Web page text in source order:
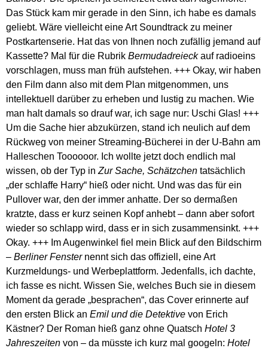
Das Stück kam mir gerade in den Sinn, ich habe es damals
geliebt. Wäre vielleicht eine Art Soundtrack zu meiner
Postkartenserie. Hat das von Ihnen noch zufällig jemand auf
Kassette? Mal für die Rubrik Bermudadreieckauf radioeins
vorschlagen, muss man früh aufstehen. +++ Okay, wir haben
den Film dann also mit dem Plan mitgenommen, uns
intellektuell darüber zu erheben und lustig zu machen. Wie
man halt damals so drauf war, ich sage nur: Uschi Glas! +++
Um die Sache hier abzukürzen, stand ich neulich auf dem
Rückweg von meiner Streaming-Bücherei in der U-Bahn am
Halleschen Toooooor. Ich wollte jetzt doch endlich mal
wissen, ob der Typ in Zur Sache, Schätzchen tatsächlich
„der schlaffe Harry“ hieß oder nicht. Und was das für ein
Pullover war, den der immer anhatte. Der so dermaßen
kratzte, dass er kurz seinen Kopf anhebt – dann aber sofort
wieder so schlapp wird, dass er in sich zusammensinkt. +++
Okay. +++ Im Augenwinkel fiel mein Blick auf den Bildschirm
– Berliner Fensternennt sich das offiziell, eine Art
Kurzmeldungs- und Werbeplattform. Jedenfalls, ich dachte,
ich fasse es nicht. Wissen Sie, welches Buch sie in diesem
Moment da gerade „besprachen“, das Cover erinnerte auf
den ersten Blick an Emil und die Detektive von Erich
Kästner? Der Roman hieß ganz ohne Quatsch Hotel 3
Jahreszeiten von – da müsste ich kurz mal googeln: Hotel